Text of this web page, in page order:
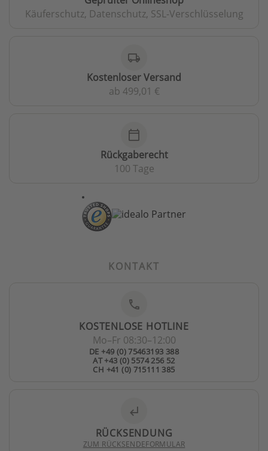
Käuferschutz, Datenschutz, SSL-Verschlüsselung
local_shipping
Kostenloser Versand
ab 499,01 €
calendar_today
Rückgaberecht
100 Tage
KONTAKT
phone
KOSTENLOSE HOTLINE
Mo–Fr 08:30–12:00
DE +49 (0) 75463193 388
AT +43 (0) 5574 256 52
CH +41 (0) 715111 385
subdirectory_arrow_left
RÜCKSENDUNG
ZUM RÜCKSENDEFORMULAR